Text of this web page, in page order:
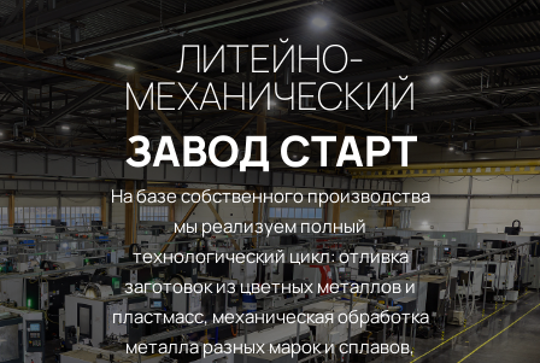
На базе собственного производства
мы реализуем полный
технологический цикл: отливка
заготовок из цветных металлов и
пластмасс, механическая обработка
металла разных марок и сплавов,
ЛИТЕЙНО-
МЕХАНИЧЕСКИЙ
ЗАВОД СТАРТ